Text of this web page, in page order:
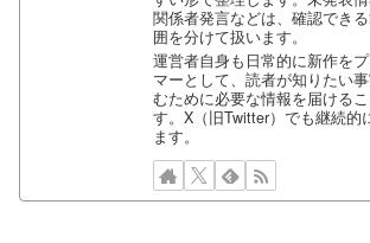
関係者発言などは、確認でき
囲を分けて扱います。
運営者自身も日常的に新作を
マーとして、読者が知りたい
むために必要な情報を届ける
す。X（旧Twitter）でも継続的
ます。